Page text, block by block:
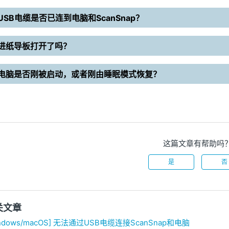
电缆是否已连到电脑和ScanSnap？
纸导板打开了吗？
脑是否刚被启动，或者刚由睡眠模式恢复？
这篇文章有帮助吗
是 否
文章
macOS] 无法通过USB电缆连接ScanSnap和电脑